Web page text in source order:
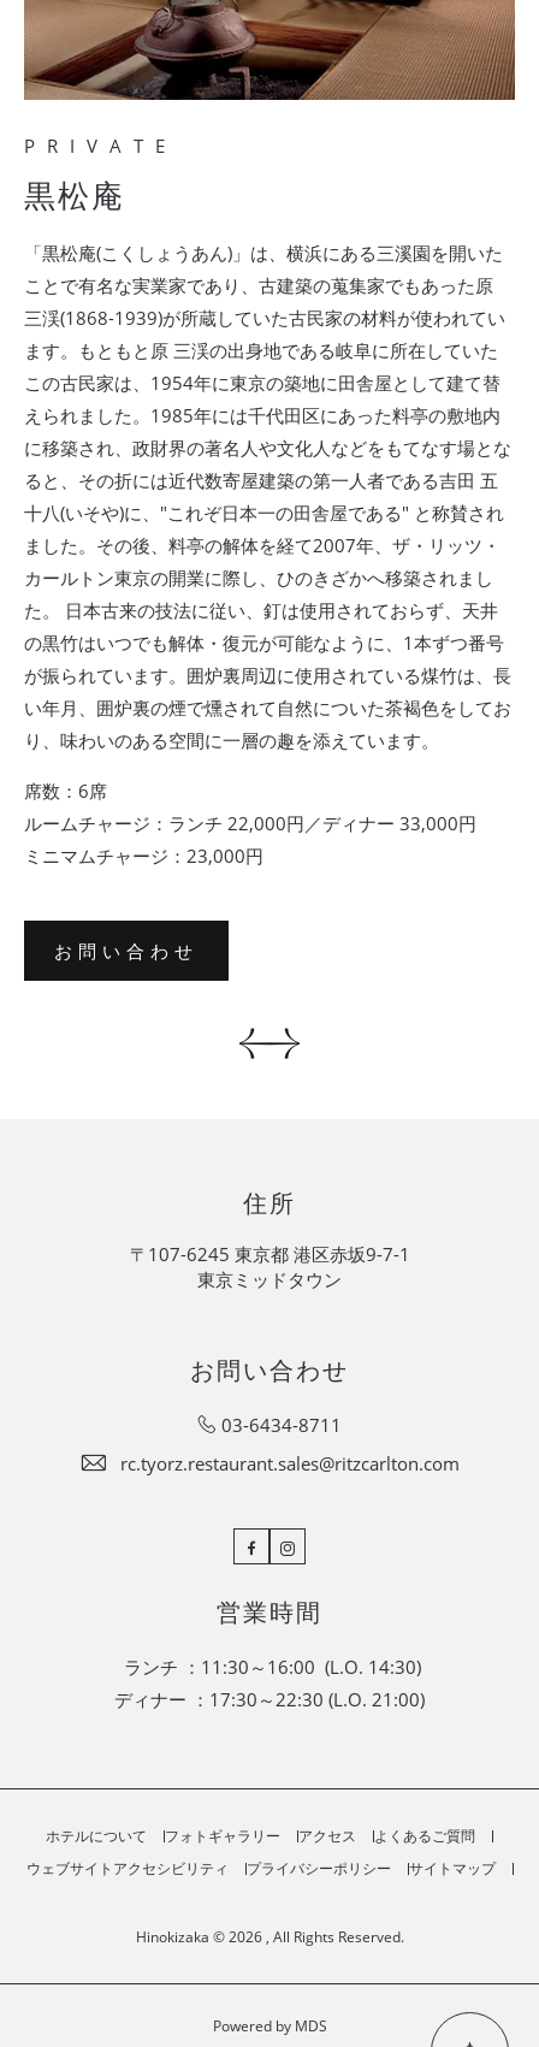
PRIVATE
黒松庵
「黒松庵(こくしょうあん)」は、横浜にある三溪園を開いた
ことで有名な実業家であり、古建築の蒐集家でもあった原
三渓(1868-1939)が所蔵していた古民家の材料が使われてい
ます。もともと原 三渓の出身地である岐阜に所在していた
この古民家は、1954年に東京の築地に田舎屋として建て替
えられました。1985年には千代田区にあった料亭の敷地内
に移築され、政財界の著名人や文化人などをもてなす場とな
ると、その折には近代数寄屋建築の第一人者である吉田 五
十八(いそや)に、"これぞ日本一の田舎屋である" と称賛され
ました。その後、料亭の解体を経て2007年、ザ・リッツ・
カールトン東京の開業に際し、ひのきざかへ移築されまし
た。 日本古来の技法に従い、釘は使用されておらず、天井
の黒竹はいつでも解体・復元が可能なように、1本ずつ番号
が振られています。囲炉裏周辺に使用されている煤竹は、長
い年月、囲炉裏の煙で燻されて自然についた茶褐色をしてお
り、味わいのある空間に一層の趣を添えています。
席数：6席
ルームチャージ：ランチ 22,000円／ディナー 33,000円
ミニマムチャージ：23,000円
お問い合わせ
住所
〒107-6245 東京都 港区赤坂9-7-1
東京ミッドタウン
お問い合わせ
03-6434-8711
rc.tyorz.restaurant.sales@ritzcarlton.com
FacebookInstagram
営業時間
ランチ ：11:30～16:00 (L.O. 14:30)
ディナー ：17:30～22:30 (L.O. 21:00)
ホテルについて フォトギャラリー アクセス
よくあるご質問
ウェブサイトアクセシビリティ
プライバシーポリシー サイトマップ
Hinokizaka © 2026 , All Rights Reserved.
Powered by MDS